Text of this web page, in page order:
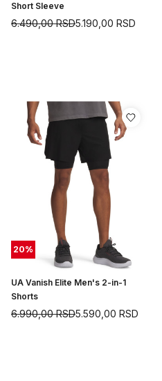
Short Sleeve
5.190,00 RSD
6.490,00RSD
20%
UA Vanish Elite Men's 2-in-1
Shorts
5.590,00 RSD
6.990,00RSD